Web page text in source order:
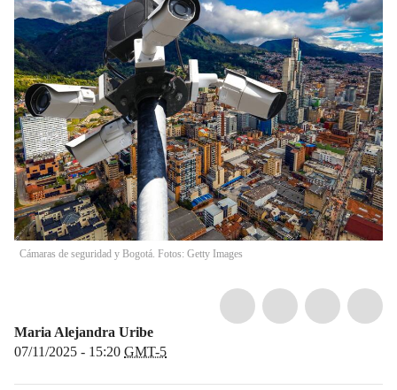
Cámaras de seguridad y Bogotá. Fotos: Getty Images
Maria Alejandra Uribe
07/11/2025 - 15:20 GMT-5